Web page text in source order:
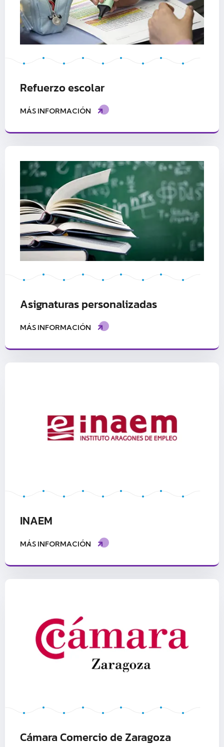
Refuerzo escolar
MÁS INFORMACIÓN
Asignaturas personalizadas
MÁS INFORMACIÓN
INAEM
MÁS INFORMACIÓN
Cámara Comercio de Zaragoza